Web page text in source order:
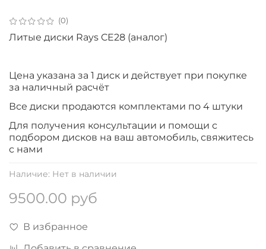
(0)
Наличие: Нет в наличии
9500.00 руб
В избранное
Литые диски Rays CE28 (аналог)
Цена указана за 1 диск и действует при покупке
за наличный расчёт
Все диски продаются комплектами по 4 штуки
Для получения консультации и помощи с
подбором дисков на ваш автомобиль, свяжитесь
с нами